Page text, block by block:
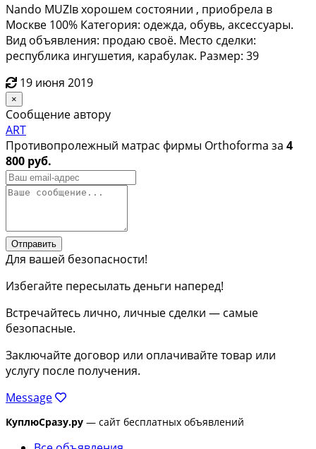
Nando MUZIв хорошем состоянии , приобрела в
Москве 100% Категория: одежда, обувь, аксессуары.
Вид объявления: продаю своё. Место сделки:
республика ингушетия, карабулак. Размер: 39
19 июня 2019
×
Сообщение автору
ART
Противопролежный матрас фирмы Orthoforma за 4
800 руб.
Отправить
Для вашей безопасности!
Избегайте пересылать деньги наперед!
Встречайтесь лично, личные сделки — самые
безопасные.
Заключайте договор или оплачивайте товар или
услугу после получения.
Message
КуплюСразу.ру — сайт бесплатных объявлений